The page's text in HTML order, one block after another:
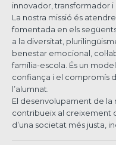
innovador, transformador
La nostra missió és
fomentada en els
a la diversitat,
benestar emocional,
família-escola. És un
confiança i el compromís
l’alumnat.
El desenvolupament de
contribueix al creixement
d’una societat més justa,